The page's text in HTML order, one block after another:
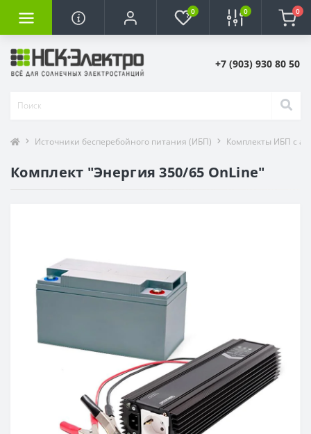
0 0 0
+7 (903) 930 80 50
Источники бесперебойного питания (ИБП) Комплекты ИБП с
Комплект "Энергия 350/65 OnLine"